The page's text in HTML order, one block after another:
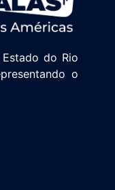
do Rio
o